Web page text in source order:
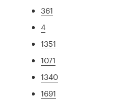
361
4
1351
1071
1340
1691